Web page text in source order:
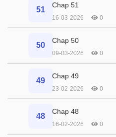
51
Chap 51
16-03-2026 0
50
Chap 50
09-03-2026 0
49
Chap 49
23-02-2026 0
48
Chap 48
16-02-2026 0